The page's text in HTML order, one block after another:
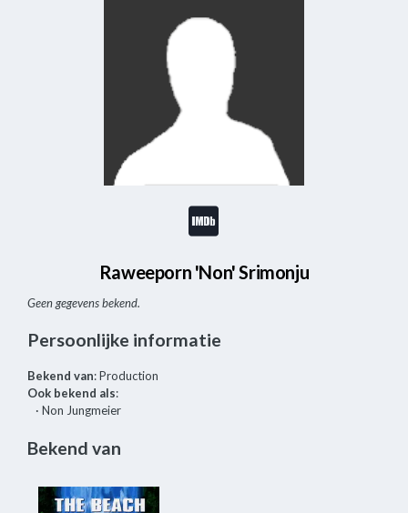
Raweeporn 'Non' Srimonju
Geen gegevens bekend.
Persoonlijke informatie
Bekend van: Production
Ook bekend als:
· Non Jungmeier
Bekend van